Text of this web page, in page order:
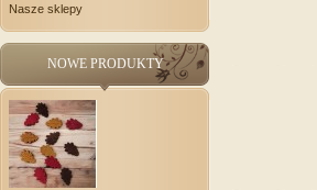
Nasze sklepy
NOWE PRODUKTY